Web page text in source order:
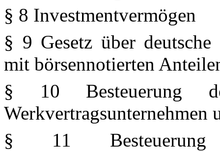
§ 8 Investmentvermögen
§ 9 Gesetz über
mit börsennotierten
§ 10 Besteuerung
Werkvertragsunternehmen
§ 11 Besteuerung